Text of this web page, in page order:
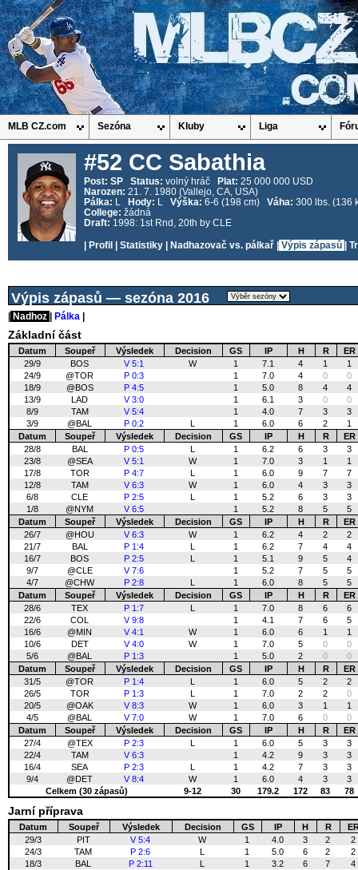
MLB CZ.com Sezóna Kluby Liga
#52 CC Sabathia
Post: SP Status: volný hráč Plat: 25 000 000 USD
Narozen: 21. 7. 1980 (Vallejo, CA, USA)
Pálka: L Hody: L Výška: 6-6 (198 cm) Váha: 300 lbs. (136
College: žádná
Draft: 1998: 1st Rnd, 20th by CLE
Profil Statistiky Nadhazovač vs. pálkař Výpis zápasů
Výpis zápasů — sezóna 2016
Nadhoz Pálka
Základní část
Datum Soupeř Výsledek Decision GS IP H R
ER
29/9
BOS V 5:1 W 1 7.1 4 1
1
24/9
@TOR P 0:3 1 7.0 4 0
0
18/9
@BOS P 4:5 1 5.0 8 4
4
13/9
LAD V 3:0 1 6.1 3 0
0
8/9
TAM V 5:4 1 4.0 7 3
3
3/9
@BAL P 0:2 L 1 6.0 6 2
1
Datum
Soupeř Výsledek Decision GS IP H R
ER
28/8
BAL P 0:5 L 1 6.2 6 3
3
23/8
@SEA V 5:1 W 1 7.0 3 1
1
17/8
TOR P 4:7 L 1 6.0 9 7
7
12/8
TAM V 6:3 W 1 6.0 4 3
3
6/8
CLE P 2:5 L 1 5.2 6 3
3
1/8
@NYM V 6:5 1 5.2 8 5
5
Datum
Soupeř Výsledek Decision GS IP H R
ER
26/7
@HOU V 6:3 W 1 6.2 4 2
2
21/7
BAL P 1:4 L 1 6.2 7 4
4
16/7
BOS P 2:5 L 1 5.1 9 5
4
9/7
@CLE V 7:6 1 5.2 7 5
5
4/7
@CHW P 2:8 L 1 6.0 8 5
5
Datum
Soupeř Výsledek Decision GS IP H R
ER
28/6
TEX P 1:7 L 1 7.0 8 6
6
22/6
COL V 9:8 1 4.1 7 6
5
16/6
@MIN V 4:1 W 1 6.0 6 1
1
10/6
DET V 4:0 W 1 7.0 5 0
0
5/6
@BAL P 1:3 1 5.0 2 0
0
Datum
Soupeř Výsledek Decision GS IP H R
ER
31/5
@TOR P 1:4 L 1 6.0 5 2
2
26/5
TOR P 1:3 L 1 7.0 2 2
0
20/5
@OAK V 8:3 W 1 6.0 3 1
1
4/5
@BAL V 7:0 W 1 7.0 6 0
0
Datum
Soupeř Výsledek Decision GS IP H R
ER
27/4
@TEX P 2:3 L 1 6.0 5 3
3
22/4
TAM V 6:3 1 4.2 9 3
3
16/4
SEA P 2:3 L 1 4.2 7 3
3
9/4
@DET V 8:4 W 1 6.0 4 3
3
Celkem (30 zápasů)
9-12 30 179.2 172 83 78
Jarní příprava
Datum Soupeř Výsledek Decision GS IP H R
29/3
PIT V 5:4 W 1 4.0 3 2
2
24/3
TAM P 2:6 L 1 5.0 6 2
2
18/3
BAL P 2:11 L 1 3.2 6 7
4